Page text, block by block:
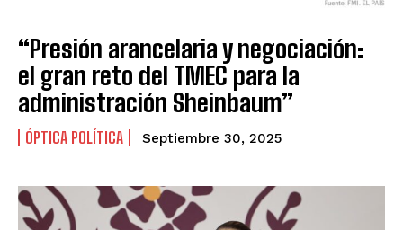
“Presión arancelaria y negociación:
el gran reto del TMEC para la
administración Sheinbaum”
ÓPTICA POLÍTICA Septiembre 30, 2025